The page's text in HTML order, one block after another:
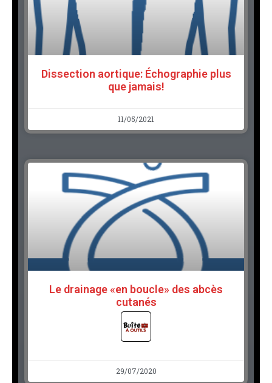
Dissection aortique: Échographie plus
que jamais!
11/05/2021
Le drainage «en boucle» des abcès
cutanés
29/07/2020